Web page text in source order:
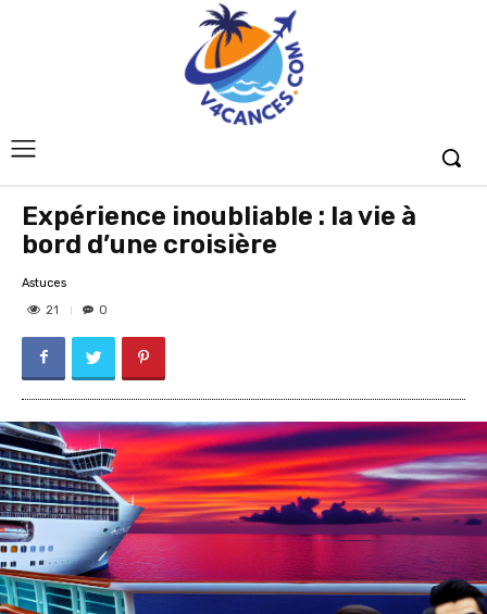
Expérience inoubliable : la vie à
bord d’une croisière
Astuces
21
0